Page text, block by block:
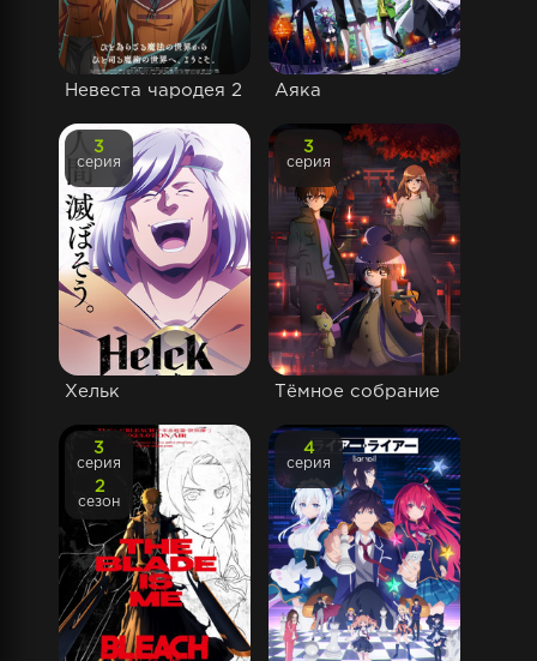
Невеста чародея 2 Аяка
Хельк
3
серия
Тёмное собрание
3
серия
3
серия
2
сезон
4
серия